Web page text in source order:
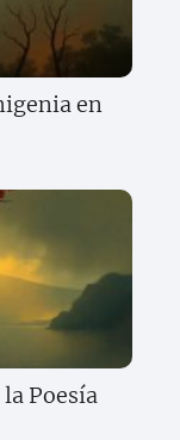
en
Poesía